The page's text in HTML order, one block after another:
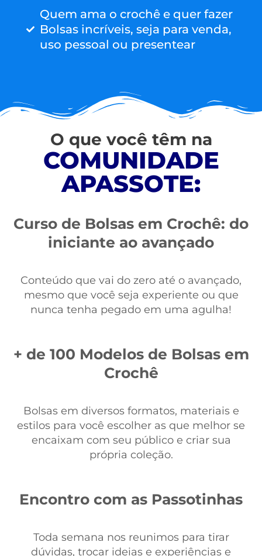
Quem ama o crochê e quer fazer
Bolsas incríveis, seja para venda,
uso pessoal ou presentear
O que você têm na
COMUNIDADE
APASSOTE:
Curso de Bolsas em Crochê: do
iniciante ao avançado
Conteúdo que vai do zero até o avançado,
mesmo que você seja experiente ou que
nunca tenha pegado em uma agulha!
+ de 100 Modelos de Bolsas em
Crochê
Bolsas em diversos formatos, materiais e
estilos para você escolher as que melhor se
encaixam com seu público e criar sua
própria coleção.
Encontro com as Passotinhas
Toda semana nos reunimos para tirar
dúvidas, trocar ideias e experiências e